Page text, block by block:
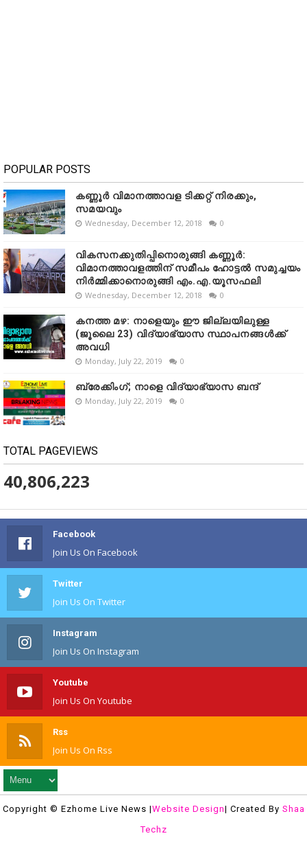
POPULAR POSTS
കണ്ണൂർ വിമാനത്താവള ടിക്കറ്റ് നിരക്കും,
സമയവും
Wednesday, December 12, 2018 0
വികസനക്കുതിപ്പിനൊരുങ്ങി കണ്ണൂർ:
വിമാനത്താവളത്തിന് സമീപം ഹോട്ടൽ സമുച്ചയം
നിർമ്മിക്കാനൊരുങ്ങി എം.എ.യൂസഫലി
Wednesday, December 12, 2018 0
കനത്ത മഴ: നാളെയും ഈ ജില്ലയിലുള്ള
(ജൂലൈ 23) വിദ്യാഭ്യാസ സ്ഥാപനങ്ങൾക്ക്
അവധി
Monday, July 22, 2019 0
ബ്രേക്കിംഗ്; നാളെ വിദ്യാഭ്യാസ ബന്ദ്
Monday, July 22, 2019 0
TOTAL PAGEVIEWS
40,806,223
Facebook
Join Us On Facebook
Twitter
Join Us On Twitter
Instagram
Join Us On Instagram
Youtube
Join Us On Youtube
Rss
Join Us On Rss
Copyright © Ezhome Live News |Website Design| Created By Shaa
Techz